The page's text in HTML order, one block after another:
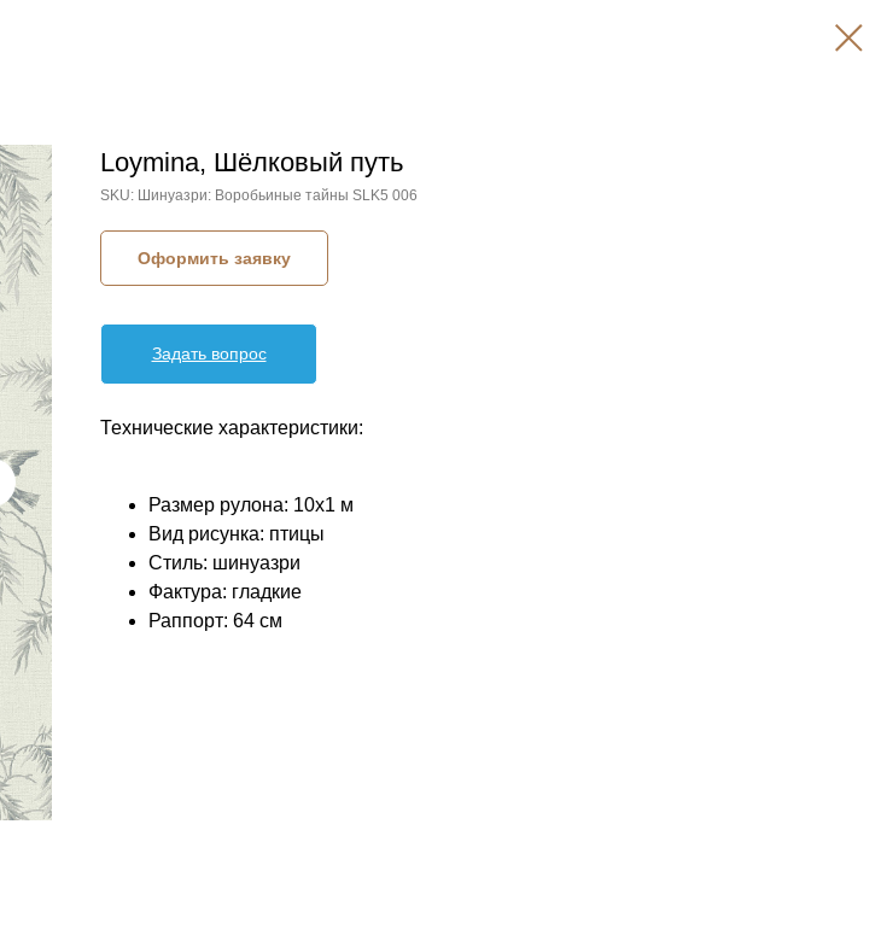
Loymina, Шёлковый путь
SKU: Шинуазри: Воробьиные тайны SLK5 006
Оформить заявку
Задать вопрос
Технические характеристики:
Размер рулона: 10x1 м
Вид рисунка: птицы
Стиль: шинуазри
Фактура: гладкие
Раппорт: 64 см